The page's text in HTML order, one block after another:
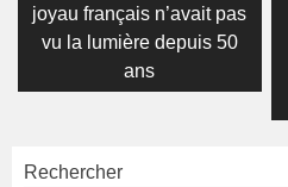
de
l’article
post:
joyau français n’avait pas
vu la lumière depuis 50
ans
Rechercher